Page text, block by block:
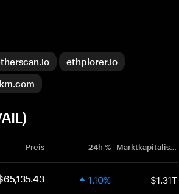
ethplorer.io
Preis 24h % Marktkapitalisierung
1.10% $1.31T